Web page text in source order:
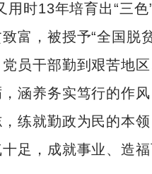
用时13年培育出“三色
富，被授予“全国脱
员干部勤到艰苦地
涵养务实笃行的作
练就勤政为民的本
足，成就事业、造福